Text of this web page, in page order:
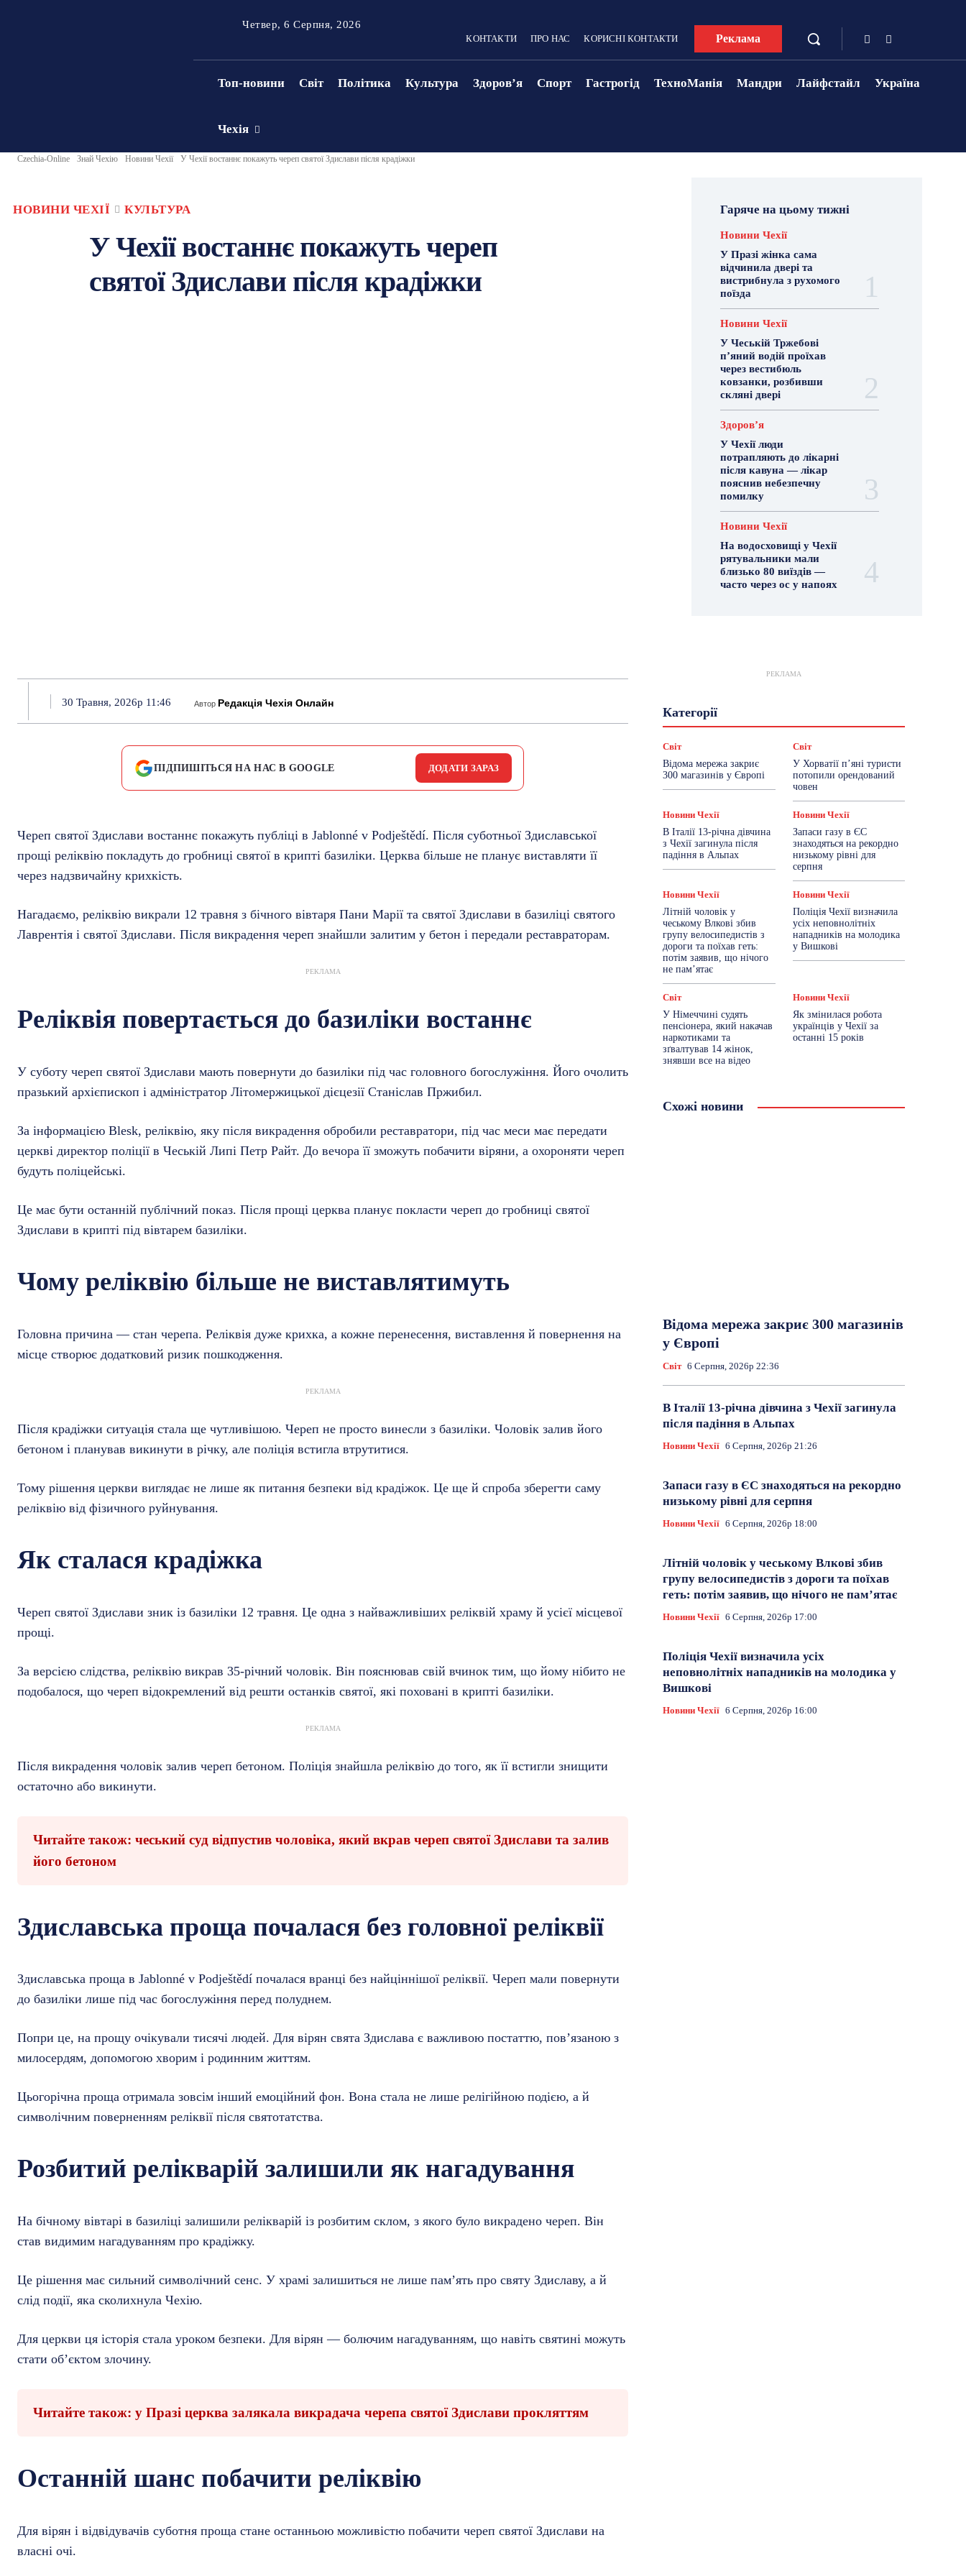
Четвер, 6 Серпня, 2026
КОНТАКТИ ПРО НАС КОРИСНІ КОНТАКТИ Реклама
Топ-новини Світ Політика Культура Здоровʼя Спорт Гастрогід ТехноМанія Мандри Лайфстайл Україна
Чехія
Czechia-Online Знай Чехію Новини Чехії У Чехії востаннє покажуть череп святої Здислави після крадіжки
НОВИНИ ЧЕХІЇ КУЛЬТУРА
У Чехії востаннє покажуть череп
святої Здислави після крадіжки
30 Травня, 2026р 11:46 Автор Редакція Чехія Онлайн
ПІДПИШІТЬСЯ НА НАС В GOOGLE ДОДАТИ ЗАРАЗ
Череп святої Здислави востаннє покажуть публіці в Jablonné v Podještědí. Після суботньої Здиславської
прощі реліквію покладуть до гробниці святої в крипті базиліки. Церква більше не планує виставляти її
через надзвичайну крихкість.
Нагадаємо, реліквію викрали 12 травня з бічного вівтаря Пани Марії та святої Здислави в базиліці святого
Лаврентія і святої Здислави. Після викрадення череп знайшли залитим у бетон і передали реставраторам.
РЕКЛАМА
Реліквія повертається до базиліки востаннє
У суботу череп святої Здислави мають повернути до базиліки під час головного богослужіння. Його очолить
празький архієпископ і адміністратор Літомержицької дієцезії Станіслав Пржибил.
За інформацією Blesk, реліквію, яку після викрадення обробили реставратори, під час меси має передати
церкві директор поліції в Чеській Липі Петр Райт. До вечора її зможуть побачити віряни, а охороняти череп
будуть поліцейські.
Це має бути останній публічний показ. Після прощі церква планує покласти череп до гробниці святої
Здислави в крипті під вівтарем базиліки.
Чому реліквію більше не виставлятимуть
Головна причина — стан черепа. Реліквія дуже крихка, а кожне перенесення, виставлення й повернення на
місце створює додатковий ризик пошкодження.
РЕКЛАМА
Після крадіжки ситуація стала ще чутливішою. Череп не просто винесли з базиліки. Чоловік залив його
бетоном і планував викинути в річку, але поліція встигла втрутитися.
Тому рішення церкви виглядає не лише як питання безпеки від крадіжок. Це ще й спроба зберегти саму
реліквію від фізичного руйнування.
Як сталася крадіжка
Череп святої Здислави зник із базиліки 12 травня. Це одна з найважливіших реліквій храму й усієї місцевої
прощі.
За версією слідства, реліквію викрав 35-річний чоловік. Він пояснював свій вчинок тим, що йому нібито не
подобалося, що череп відокремлений від решти останків святої, які поховані в крипті базиліки.
РЕКЛАМА
Після викрадення чоловік залив череп бетоном. Поліція знайшла реліквію до того, як її встигли знищити
остаточно або викинути.
Читайте також: чеський суд відпустив чоловіка, який вкрав череп святої Здислави та залив
його бетоном
Здиславська проща почалася без головної реліквії
Здиславська проща в Jablonné v Podještědí почалася вранці без найціннішої реліквії. Череп мали повернути
до базиліки лише під час богослужіння перед полуднем.
Попри це, на прощу очікували тисячі людей. Для вірян свята Здислава є важливою постаттю, пов’язаною з
милосердям, допомогою хворим і родинним життям.
Цьогорічна проща отримала зовсім інший емоційний фон. Вона стала не лише релігійною подією, а й
символічним поверненням реліквії після святотатства.
Розбитий релікварій залишили як нагадування
На бічному вівтарі в базиліці залишили релікварій із розбитим склом, з якого було викрадено череп. Він
став видимим нагадуванням про крадіжку.
Це рішення має сильний символічний сенс. У храмі залишиться не лише пам’ять про святу Здиславу, а й
слід події, яка сколихнула Чехію.
Для церкви ця історія стала уроком безпеки. Для вірян — болючим нагадуванням, що навіть святині можуть
стати об’єктом злочину.
Читайте також: у Празі церква залякала викрадача черепа святої Здислави прокляттям
Останній шанс побачити реліквію
Для вірян і відвідувачів суботня проща стане останньою можливістю побачити череп святої Здислави на
власні очі.
Гаряче на цьому тижні
Новини Чехії
У Празі жінка сама
відчинила двері та
вистрибнула з рухомого
поїзда
Новини Чехії
У Чеській Тржебові
п’яний водій проїхав
через вестибюль
ковзанки, розбивши
скляні двері
Здоровʼя
У Чехії люди
потрапляють до лікарні
після кавуна — лікар
пояснив небезпечну
помилку
Новини Чехії
На водосховищі у Чехії
рятувальники мали
близько 80 виїздів —
часто через ос у напоях
РЕКЛАМА
КатегоріїГастрогід
Знай Чехію
Новини Чехії
Робота
Сад та город
Світ
Спорт ТехноМанія
Топ-новини
Фоторепортаж
Світ
Відома мережа закриє
300 магазинів у Європі
Світ
У Хорватії пʼяні туристи
потопили орендований
човен
Новини Чехії
В Італії 13-річна дівчина
з Чехії загинула після
падіння в Альпах
Новини Чехії
Запаси газу в ЄС
знаходяться на рекордно
низькому рівні для
серпня
Новини Чехії
Літній чоловік у
чеському Влкові збив
групу велосипедистів з
дороги та поїхав геть:
потім заявив, що нічого
не пам’ятає
Новини Чехії
Поліція Чехії визначила
усіх неповнолітніх
нападників на молодика
у Вишкові
Світ
У Німеччині судять
пенсіонера, який накачав
наркотиками та
зґвалтував 14 жінок,
знявши все на відео
Новини Чехії
Як змінилася робота
українців у Чехії за
останні 15 років
Схожі новини
Відома мережа закриє 300 магазинів
у Європі
Світ 6 Серпня, 2026р 22:36
В Італії 13-річна дівчина з Чехії загинула
після падіння в Альпах
Новини Чехії 6 Серпня, 2026р 21:26
Запаси газу в ЄС знаходяться на рекордно
низькому рівні для серпня
Новини Чехії 6 Серпня, 2026р 18:00
Літній чоловік у чеському Влкові збив
групу велосипедистів з дороги та поїхав
геть: потім заявив, що нічого не пам’ятає
Новини Чехії 6 Серпня, 2026р 17:00
Поліція Чехії визначила усіх
неповнолітніх нападників на молодика у
Вишкові
Новини Чехії 6 Серпня, 2026р 16:00